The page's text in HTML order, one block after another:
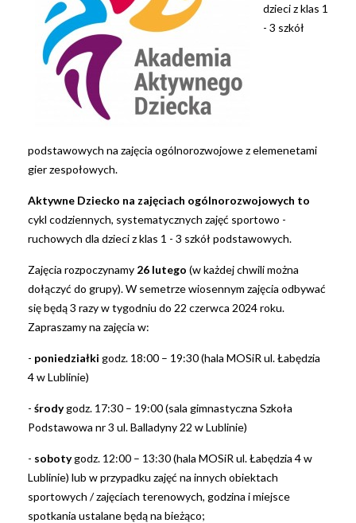
dzieci z klas 1
- 3 szkół
podstawowych na zajęcia ogólnorozwojowe z elemenetami
gier zespołowych.
Aktywne Dziecko na zajęciach ogólnorozwojowych to
cykl codziennych, systematycznych zajęć sportowo -
ruchowych dla dzieci z klas 1 - 3 szkół podstawowych.
Zajęcia rozpoczynamy 26 lutego (w każdej chwili można
dołączyć do grupy).W semetrze wiosennym zajęcia odbywać
się będą 3 razy w tygodniu do 22 czerwca 2024 roku.
Zapraszamy na zajęcia w:
- poniedziałki godz. 18:00 – 19:30 (hala MOSiR ul. Łabędzia
4 w Lublinie)
- środygodz. 17:30 – 19:00 (sala gimnastyczna Szkoła
Podstawowa nr 3 ul. Balladyny 22 w Lublinie)
- sobotygodz. 12:00 – 13:30 (hala MOSiR ul. Łabędzia 4 w
Lublinie) lub w przypadku zajęć na innych obiektach
sportowych / zajęciach terenowych, godzina i miejsce
spotkania ustalane będą na bieżąco;